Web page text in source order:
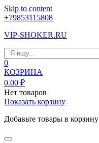
Skip to content
+79853115808
VIP-SHOKER.RU
0
КОЗРИНА
0.00 ₽
Нет товаров
Показать корзину
Добавьте товары в корзину